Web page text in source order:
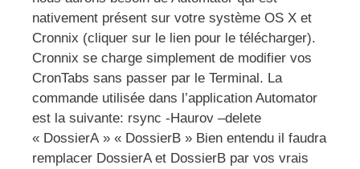
nativement présent sur votre système OS X et
Cronnix (cliquer sur le lien pour le télécharger).
Cronnix se charge simplement de modifier vos
CronTabs sans passer par le Terminal. La
commande utilisée dans l’application Automator
est la suivante: rsync -Haurov –delete
« DossierA » « DossierB » Bien entendu il faudra
remplacer DossierA et DossierB par vos vrais